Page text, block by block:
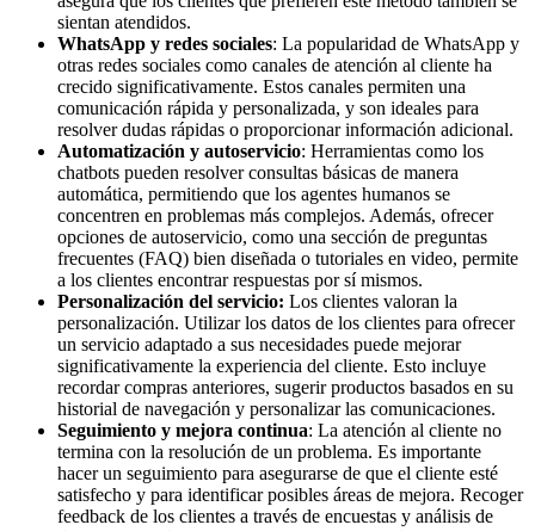
sientan atendidos.
WhatsApp y redes sociales: La popularidad de WhatsApp y
otras redes sociales como canales de atención al cliente ha
crecido significativamente. Estos canales permiten una
comunicación rápida y personalizada, y son ideales para
resolver dudas rápidas o proporcionar información adicional.
Automatización y autoservicio: Herramientas como los
chatbots pueden resolver consultas básicas de manera
automática, permitiendo que los agentes humanos se
concentren en problemas más complejos. Además, ofrecer
opciones de autoservicio, como una sección de preguntas
frecuentes (FAQ) bien diseñada o tutoriales en video, permite
a los clientes encontrar respuestas por sí mismos.
Personalización del servicio: Los clientes valoran la
personalización. Utilizar los datos de los clientes para ofrecer
un servicio adaptado a sus necesidades puede mejorar
significativamente la experiencia del cliente. Esto incluye
recordar compras anteriores, sugerir productos basados en su
historial de navegación y personalizar las comunicaciones.
Seguimiento y mejora continua: La atención al cliente no
termina con la resolución de un problema. Es importante
hacer un seguimiento para asegurarse de que el cliente esté
satisfecho y para identificar posibles áreas de mejora. Recoger
feedback de los clientes a través de encuestas y análisis de